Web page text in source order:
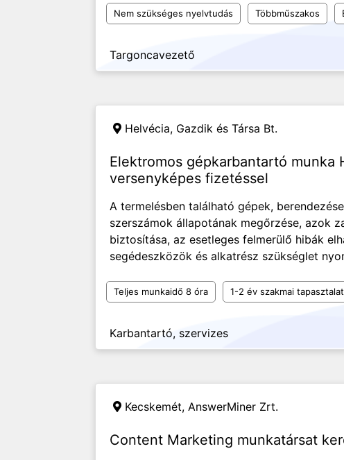
Nem szükséges nyelvtudás Többműszakos
Targoncavezető
Helvécia, Gazdik és Társa Bt.
Elektromos gépkarbantartó munka
versenyképes fizetéssel
A termelésben található gépek,
szerszámok állapotának megőrzése, azok
biztosítása, az esetleges felmerülő hibák
segédeszközök és alkatrész szükséglet
Teljes munkaidő 8 óra 1-2 év szakmai tapasztalat
Karbantartó, szervizes
Kecskemét, AnswerMiner Zrt.
Content Marketing munkatársat